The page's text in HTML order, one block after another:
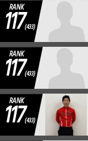
RANK
117(433)
RANK
117(433)
RANK
117(433)